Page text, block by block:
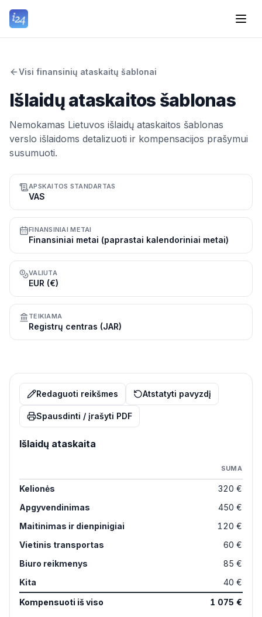
Visi finansinių ataskaitų šablonai
Išlaidų ataskaitos šablonas
Nemokamas Lietuvos išlaidų ataskaitos šablonas
verslo išlaidoms detalizuoti ir kompensacijos prašymui
susumuoti.
APSKAITOS STANDARTAS
VAS
FINANSINIAI METAI
Finansiniai metai (paprastai kalendoriniai metai)
VALIUTA
EUR (€)
TEIKIAMA
Registrų centras (JAR)
Redaguoti reikšmes Atstatyti pavyzdį
Spausdinti / įrašyti PDF
Išlaidų ataskaita
SUMA
Kelionės
320 €
Apgyvendinimas
450 €
Maitinimas ir dienpinigiai
120 €
Vietinis transportas
60 €
Biuro reikmenys
85 €
Kita
40 €
Kompensuoti iš viso
1 075 €